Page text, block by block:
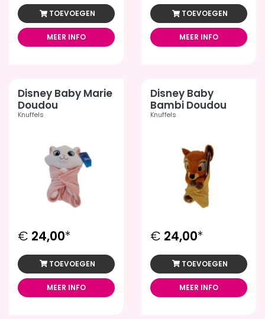
TOEVOEGEN
MEER INFO
TOEVOEGEN
MEER INFO
Disney Baby Marie
Doudou
Knuffels
€ 24,00*
TOEVOEGEN
MEER INFO
Disney Baby
Bambi Doudou
Knuffels
€ 24,00*
TOEVOEGEN
MEER INFO